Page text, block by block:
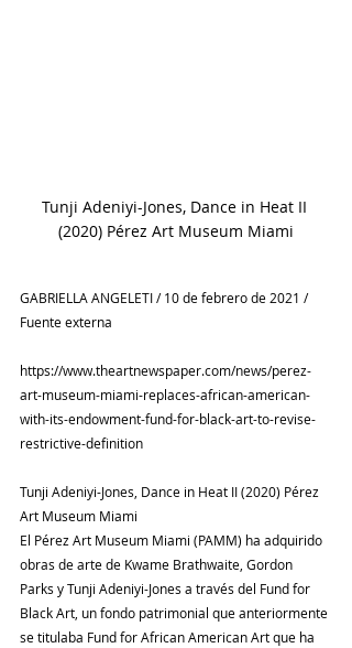
Tunji Adeniyi-Jones, Dance in Heat II
(2020) Pérez Art Museum Miami
GABRIELLA ANGELETI / 10 de febrero de 2021 /
Fuente externa
https://www.theartnewspaper.com/news/perez-
art-museum-miami-replaces-african-american-
with-its-endowment-fund-for-black-art-to-revise-
restrictive-definition
Tunji Adeniyi-Jones, Dance in Heat II (2020) Pérez
Art Museum Miami
El Pérez Art Museum Miami (PAMM) ha adquirido
obras de arte de Kwame Brathwaite, Gordon
Parks y Tunji Adeniyi-Jones a través del Fund for
Black Art, un fondo patrimonial que anteriormente
se titulaba Fund for African American Art que ha